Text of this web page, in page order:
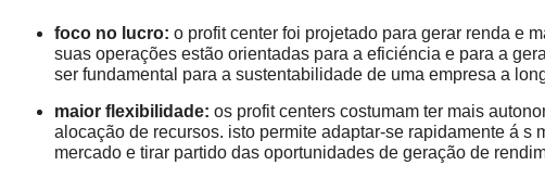
foco no lucro: o profit center foi projetado para gerar renda e
suas operações estão orientadas para a eficiéncia e para a
ser fundamental para a sustentabilidade de uma empresa a
maior flexibilidade: os profit centers costumam ter mais
alocação de recursos. isto permite adaptar-se rapidamente á s
mercado e tirar partido das oportunidades de geração de